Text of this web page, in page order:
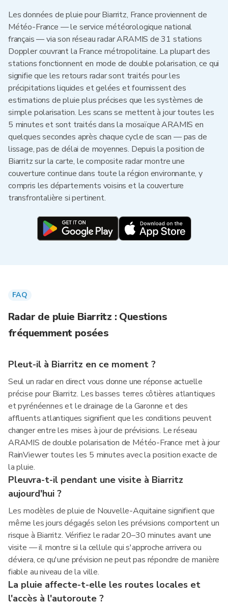
Les données de pluie pour Biarritz, France proviennent de
Météo-France — le service météorologique national
français — via son réseau radar ARAMIS de 31 stations
Doppler couvrant la France métropolitaine. La plupart des
stations fonctionnent en mode de double polarisation, ce qui
signifie que les retours radar sont traités pour les
précipitations liquides et gelées et fournissent des
estimations de pluie plus précises que les systèmes de
simple polarisation. Les scans se mettent à jour toutes les
5 minutes et sont traités dans la mosaïque ARAMIS en
quelques secondes après chaque cycle de scan — pas de
lissage, pas de délai de moyennes. Depuis la position de
Biarritz sur la carte, le composite radar montre une
couverture continue dans toute la région environnante, y
compris les départements voisins et la couverture
transfrontalière si pertinent.
FAQ
Radar de pluie Biarritz : Questions
fréquemment posées
Pleut-il à Biarritz en ce moment ?
Seul un radar en direct vous donne une réponse actuelle
précise pour Biarritz. Les basses terres côtières atlantiques
et pyrénéennes et le drainage de la Garonne et des
affluents atlantiques signifient que les conditions peuvent
changer entre les mises à jour de prévisions. Le réseau
ARAMIS de double polarisation de Météo-France met à jour
RainViewer toutes les 5 minutes avec la position exacte de
la pluie.
Pleuvra-t-il pendant une visite à Biarritz
aujourd'hui ?
Les modèles de pluie de Nouvelle-Aquitaine signifient que
même les jours dégagés selon les prévisions comportent un
risque à Biarritz. Vérifiez le radar 20–30 minutes avant une
visite — il montre si la cellule qui s'approche arrivera ou
déviera, ce qu'une prévision ne peut pas répondre de manière
fiable au niveau de la ville.
La pluie affecte-t-elle les routes locales et
l'accès à l'autoroute ?